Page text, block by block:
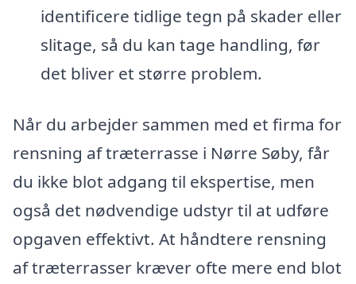
identificere tidlige tegn på skader eller
slitage, så du kan tage handling, før
det bliver et større problem.
Når du arbejder sammen med et firma for
rensning af træterrasse i Nørre Søby, får
du ikke blot adgang til ekspertise, men
også det nødvendige udstyr til at udføre
opgaven effektivt. At håndtere rensning
af træterrasser kræver ofte mere end blot